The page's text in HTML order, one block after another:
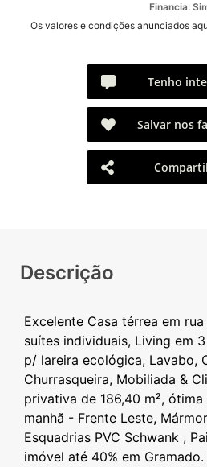
Financia:
Os valores e condições anunciados
Tenho
Salvar nos
Descrição
Excelente Casa térrea em
suítes individuais, Living em
p/ lareira ecológica, Lavabo,
Churrasqueira, Mobiliada &
privativa de 186,40 m²,
manhã - Frente Leste,
Esquadrias PVC Schwank ,
imóvel até 40% em